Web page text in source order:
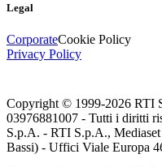
Legal
CorporateCookie Policy
Privacy Policy
Copyright © 1999-2026 RTI
03976881007 - Tutti i diritti
S.p.A. - RTI S.p.A., Mediaset
Bassi) - Uffici Viale Europa